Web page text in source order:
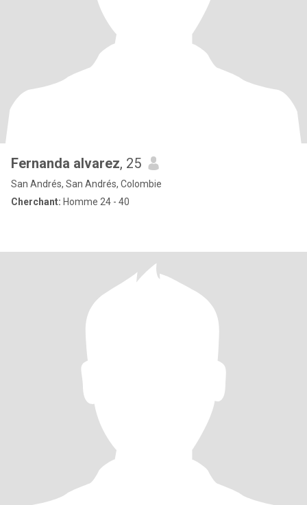
Fernanda alvarez, 25
San Andrés, San Andrés, Colombie
Cherchant: Homme 24 - 40